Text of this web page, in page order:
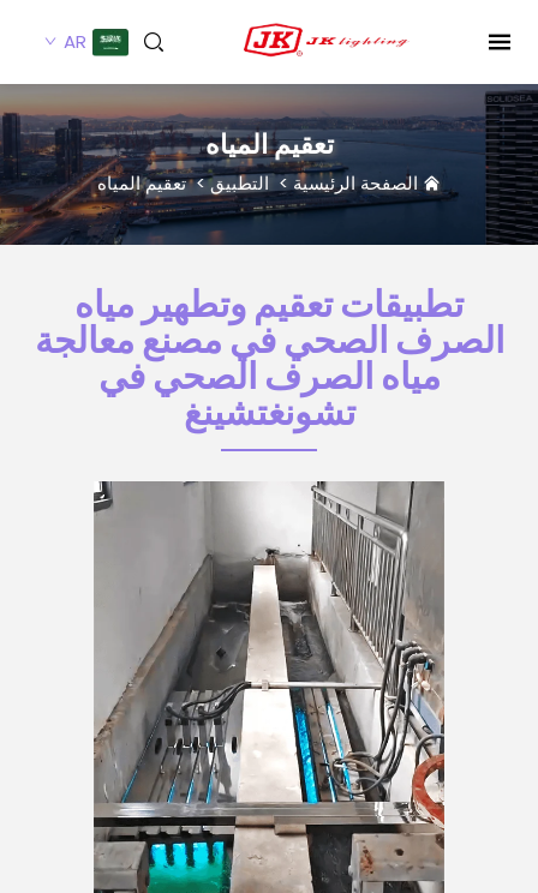
AR
تعقيم المياه
الصفحة الرئيسية> التطبيق>تعقيم المياه
تطبيقات تعقيم وتطهير مياه
الصرف الصحي في مصنع معالجة
مياه الصرف الصحي في
تشونغتشينغ